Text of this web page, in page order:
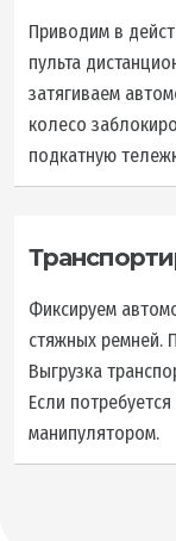
Приводим в
пульта
затягиваем
колесо
подкатную
Фиксируем
стяжных ремней.
Выгрузка
Если
манипулятором.